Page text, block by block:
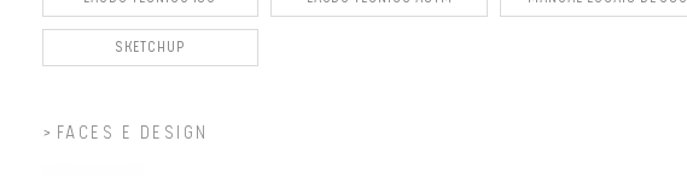
SKETCHUP
FACES E DESIGN